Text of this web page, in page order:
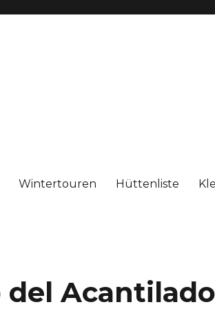
Wintertouren Hüttenliste
del Acantilado